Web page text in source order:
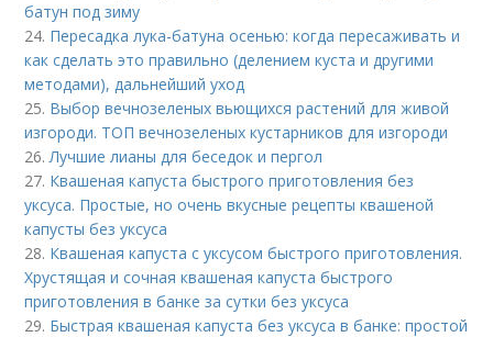
батун под зиму
24. Пересадка лука-батуна осенью: когда пересаживать и
как сделать это правильно (делением куста и другими
методами), дальнейший уход
25. Выбор вечнозеленых вьющихся растений для живой
изгороди. ТОП вечнозеленых кустарников для изгороди
26.Лучшие лианы для беседок и пергол
27. Квашеная капуста быстрого приготовления без
уксуса. Простые, но очень вкусные рецепты квашеной
капусты без уксуса
28. Квашеная капуста с уксусом быстрого приготовления.
Хрустящая и сочная квашеная капуста быстрого
приготовления в банке за сутки без уксуса
29. Быстрая квашеная капуста без уксуса в банке: простой